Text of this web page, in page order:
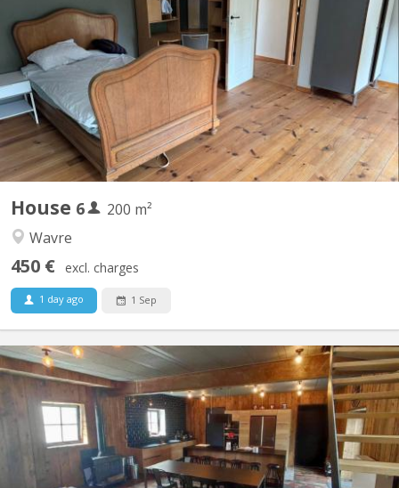
House 6
200 m²
Wavre
450 € excl. charges
1 day ago 1 Sep
Des places se libèrent dans une colocation de choix à Vieusart !
🔸 Deux maisons mitoyennes (4p + 2p) 🔸 Emplacement
enchanteur à Vieux-Sart, dans le lieu-dit "la Place" 🔸 Cadre
bucolique, propice à de nombreuses balades 🔸 Cour orientée
sud 🔸 Bail annuel renouvelable 🔸 Chaque maison offre...
KV 1961
A 10 minutes de LLN, 5 minutes du Domaine du Blé, 10 minutes
de Wavre : Magnifique maison en colocation comprenant 4
chambres, de grands espaces communs dont un salon de jeux,
une buanderie, une cuisine super équipée, un jardin et une très
grande terrasse dans un environnement verdoyant....